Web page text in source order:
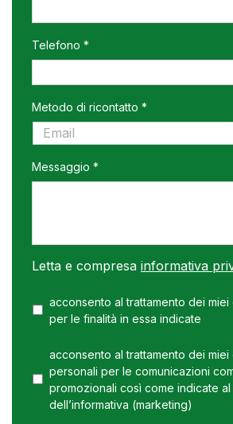
MM
slash
AAAA
Telefono *
Metodo di ricontatto *
Messaggio *
Letta e compresa informativa
acconsento al trattamento dei miei
per le finalità in essa indicate
acconsento al trattamento dei miei
personali per le comunicazioni
promozionali così come indicate al
dell’informativa (marketing)